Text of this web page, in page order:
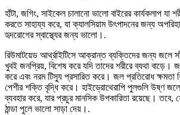
হাঁটা, জগিং, সাইকেল চালানো ভালো বাইরের কার্যকলাপ যা
করতে সাহায্য করে, যা ক্যালসিয়াম উৎপাদনের জন্য
হৃদরোগের স্বাস্থ্যের জন্য ভালো।.
রিউমাটয়েড আর্থ্রাইটিসে আক্রান্ত ব্যক্তিদের জন্য জলে
খুবই জনপ্রিয়, বিশেষ করে যদি তাদের শরীরে ব্যথা বাড়ে।
করে এবং নরম টিস্যু প্রসারিত করে। জল প্রতিরোধ ক্ষমতা
পেশীর শক্তি বৃদ্ধি করে। হাইড্রোথেরাপি পুলগুলি উষ্ণ
ব্যবহার করে, যার প্রচুর মানসিক উপকারিতা রয়েছে। তবে,
ঠান্ডা পুলে ভালো সাড়া দেয়।.